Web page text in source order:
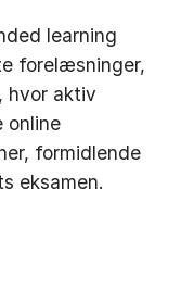
learning
forelæsninger,
hvor aktiv
online
formidlende
eksamen.